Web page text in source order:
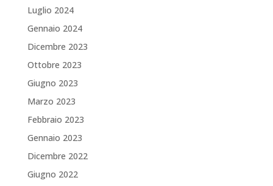
Luglio 2024
Gennaio 2024
Dicembre 2023
Ottobre 2023
Giugno 2023
Marzo 2023
Febbraio 2023
Gennaio 2023
Dicembre 2022
Giugno 2022